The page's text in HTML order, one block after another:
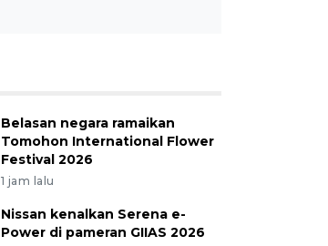
Belasan negara ramaikan
Tomohon International Flower
Festival 2026
1 jam lalu
Nissan kenalkan Serena e-
Power di pameran GIIAS 2026